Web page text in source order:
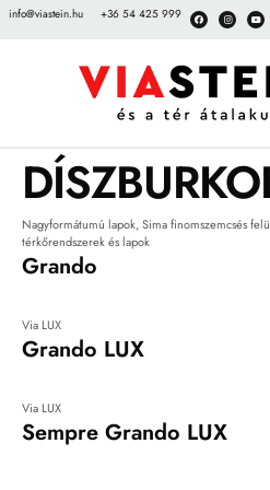
info@viastein.hu +36 54 425 999
Nagyformátumú lapok,Sima finomszemcsés
térkőrendszerek és lapok
Grando
Via LUX
Grando LUX
Via LUX
Sempre Grando LUX